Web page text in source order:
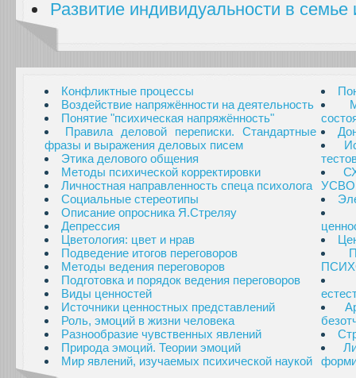
Развитие индивидуальности в семье
Конфликтные процессы
Воздействие напряжённости на деятельность
Понятие "психическая напряжённость"
Правила деловой переписки. Стандартные
фразы и выражения деловых писем
Этика делового общения
Методы психической корректировки
Личностная направленность спеца психолога
Социальные стереотипы
Описание опросника Я.Стреляу
Депрессия
Цветология: цвет и нрав
Подведение итогов переговоров
Методы ведения переговоров
Подготовка и порядок ведения переговоров
Виды ценностей
Источники ценностных представлений
Роль, эмоций в жизни человека
Разнообразие чувственных явлений
Природа эмоций. Теории эмоций
Мир явлений, изучаемых психической наукой